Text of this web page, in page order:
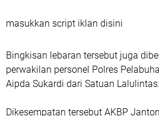
masukkan script iklan disini
Bingkisan lebaran tersebut juga
perwakilan personel Polres
Aipda Sukardi dari Satuan Lalulintas.
Dikesempatan tersebut AKBP